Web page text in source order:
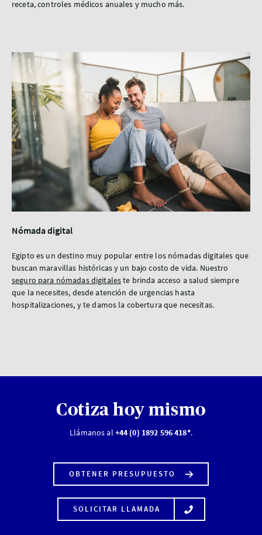
receta, controles médicos anuales y mucho más.
Nómada digital
Egipto es un destino muy popular entre los nómadas digitales que
buscan maravillas históricas y un bajo costo de vida. Nuestro
seguro para nómadas digitaleste brinda acceso a salud siempre
que la necesites, desde atención de urgencias hasta
hospitalizaciones, y te damos la cobertura que necesitas.
Cotiza hoy mismo
Llámanos al +44 (0) 1892 596 418*.
OBTENER PRESUPUESTO
SOLICITAR LLAMADA